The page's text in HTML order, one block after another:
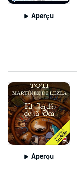
Aperçu
Aperçu